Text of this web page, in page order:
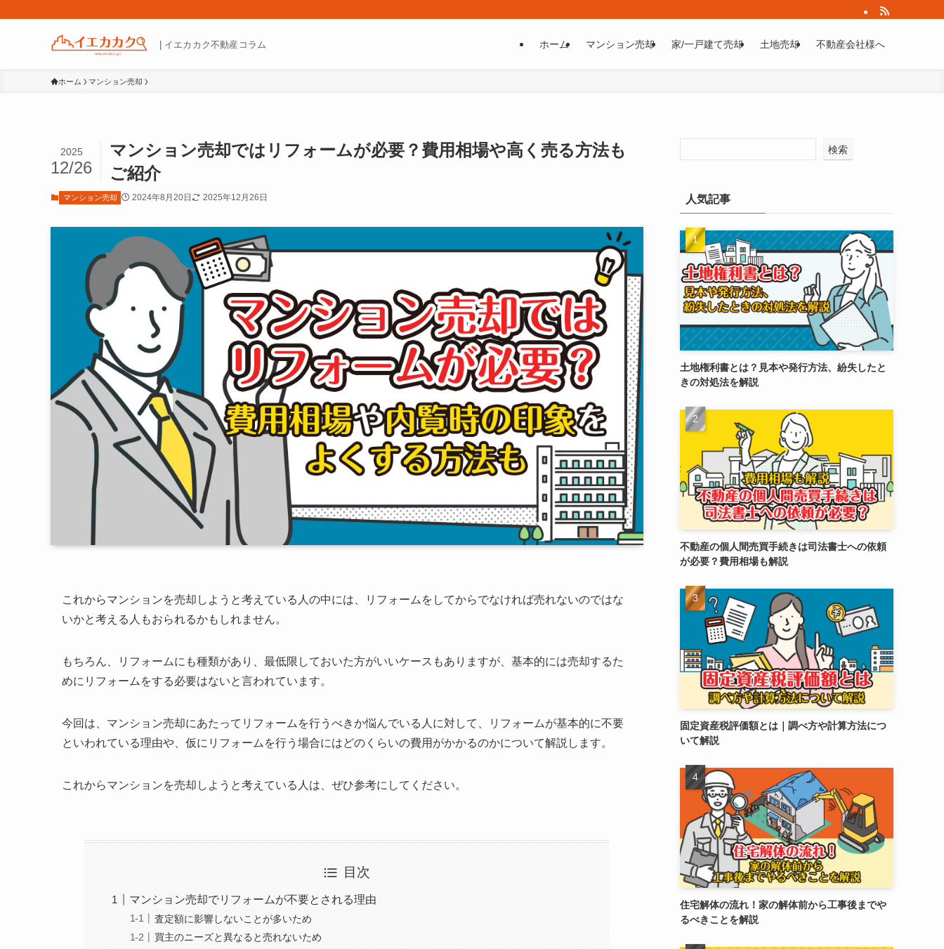
| イエカカク不動産コラム ホーム マンション売却 家/一戸建て売却 土地売却 不動産会社様へ
ホーム マンション売却
マンション売却ではリフォームが必要？費用相場や高く売る方法も
ご紹介
2025
12/26
マンション売却 2024年8月20日 2025年12月26日
これからマンションを売却しようと考えている人の中には、リフォームをしてからでなければ売れないのではな
いかと考える人もおられるかもしれません。
もちろん、リフォームにも種類があり、最低限しておいた方がいいケースもありますが、基本的には売却するた
めにリフォームをする必要はないと言われています。
今回は、マンション売却にあたってリフォームを行うべきか悩んでいる人に対して、リフォームが基本的に不要
といわれている理由や、仮にリフォームを行う場合にはどのくらいの費用がかかるのかについて解説します。
これからマンションを売却しようと考えている人は、ぜひ参考にしてください。
目次
マンション売却でリフォームが不要とされる理由
査定額に影響しないことが多いため
買主のニーズと異なると売れないため
検索
人気記事
土地権利書とは？見本や発行方法、紛失したと
きの対処法を解説
不動産の個人間売買手続きは司法書士への依頼
が必要？費用相場も解説
固定資産税評価額とは｜調べ方や計算方法につ
いて解説
住宅解体の流れ！家の解体前から工事後までや
るべきことを解説